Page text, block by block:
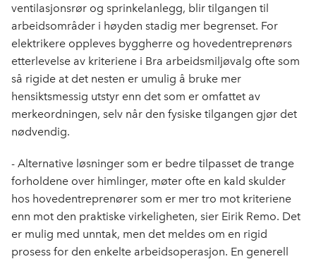
ventilasjonsrør og sprinkelanlegg, blir tilgangen til
arbeidsområder i høyden stadig mer begrenset. For
elektrikere oppleves byggherre og hovedentreprenørs
etterlevelse av kriteriene i Bra arbeidsmiljøvalg ofte som
så rigide at det nesten er umulig å bruke mer
hensiktsmessig utstyr enn det som er omfattet av
merkeordningen, selv når den fysiske tilgangen gjør det
nødvendig.
- Alternative løsninger som er bedre tilpasset de trange
forholdene over himlinger, møter ofte en kald skulder
hos hovedentreprenører som er mer tro mot kriteriene
enn mot den praktiske virkeligheten, sier Eirik Remo. Det
er mulig med unntak, men det meldes om en rigid
prosess for den enkelte arbeidsoperasjon. En generell